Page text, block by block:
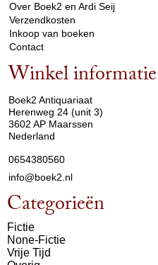
Over Boek2 en Ardi Seij
Verzendkosten
Inkoop van boeken
Contact
Winkel informatie
Boek2 Antiquariaat
Herenweg 24 (unit 3)
3602 AP Maarssen
Nederland
0654380560
info@boek2.nl
Categorieën
Fictie
None-Fictie
Vrije Tijd